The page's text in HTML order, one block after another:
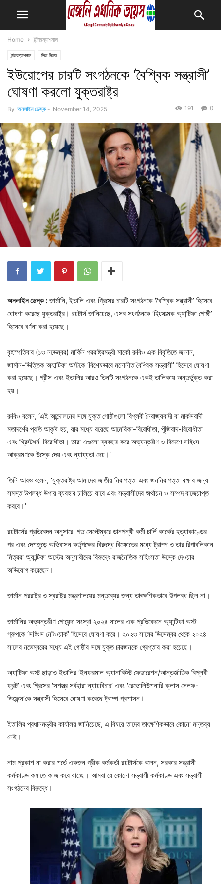
Home ইন্টারন্যাশনাল
ইন্টারন্যাশনাল লিড নিউজ
ইউরোপের চারটি সংগঠনকে ‘বৈশ্বিক সন্ত্রাসী’
ঘোষণা করলো যুক্তরাষ্ট্র
By অনলাইন ডেস্ক - November 14, 2025 0
191
অনলাইন ডেস্ক : জার্মানি, ইতালি এবং গ্রিসের চারটি সংগঠনকে ‘বৈশ্বিক সন্ত্রাসী’ হিসেবে
ঘোষণা করেছে যুক্তরাষ্ট্র। রয়টার্স জানিয়েছে, এসব সংগঠনকে ‘হিংসাত্মক অ্যান্টিফা গোষ্ঠী’
হিসেবে বর্ণনা করা হয়েছে।
বৃহস্পতিবার (১৩ নভেম্বর) মার্কিন পররাষ্ট্রমন্ত্রী মার্কো রুবিও এক বিবৃতিতে জানান,
জার্মান-ভিত্তিক অ্যান্টিফা অস্টকে ‘বিশেষভাবে মনোনীত বৈশ্বিক সন্ত্রাসী’ হিসেবে ঘোষণা
করা হয়েছে। গ্রীস এবং ইতালির আরও তিনটি সংগঠনকে একই তালিকায় অন্তর্ভুক্ত করা
হয়।
রুবিও বলেন, ‘এই আন্দোলনের সঙ্গে যুক্ত গোষ্ঠীগুলো বিপ্লবী নৈরাজ্যবাদী বা মার্কসবাদী
মতাদর্শের প্রতি আকৃষ্ট হয়, যার মধ্যে রয়েছে আমেরিকা-বিরোধীতা, পুঁজিবাদ-বিরোধীতা
এবং খ্রিস্টধর্ম-বিরোধীতা। তারা এগুলো ব্যবহার করে অভ্যন্তরীণ ও বিদেশে সহিংস
আক্রমণকে উস্কে দেয় এবং ন্যায্যতা দেয়।’
তিনি আরও বলেন, ‘যুক্তরাষ্ট্র আমাদের জাতীয় নিরাপত্তা এবং জননিরাপত্তা রক্ষার জন্য
সমস্ত উপলব্ধ উপায় ব্যবহার চালিয়ে যাবে এবং সন্ত্রাসীদের অর্থায়ন ও সম্পদ বাজেয়াপ্ত
করবে।’
রয়টার্সের প্রতিবেদন অনুসারে, গত সেপ্টেম্বরে ডানপন্থী কর্মী চার্লি কার্কের হত্যাকাণ্ডের
পর এবং দেশজুড়ে অভিবাসন কর্তৃপক্ষের বিরুদ্ধে বিক্ষোভের মধ্যে ট্রাম্প ও তার রিপাবলিকান
মিত্ররা অ্যান্টিফা অস্টের অনুসারীদের বিরুদ্ধে রাজনৈতিক সহিংসতা উস্কে দেওয়ার
অভিযোগ করেছেন।
জার্মান পররাষ্ট্র ও স্বরাষ্ট্র মন্ত্রণালয়ের মন্তব্যের জন্য তাৎক্ষণিকভাবে উপলব্ধ ছিল না।
জার্মানির অভ্যন্তরীণ গোয়েন্দা সংস্থা ২০২৪ সালের এক প্রতিবেদনে অ্যান্টিফা অস্ট
গ্রুপকে ‘সহিংস নেটওয়ার্ক’ হিসেবে ঘোষণা করে। ২০২৩ সালের ডিসেম্বর থেকে ২০২৪
সালের নভেম্বরের মধ্যে এই গোষ্ঠীর সঙ্গে যুক্ত চারজনকে গ্রেপ্তার করা হয়েছে।
অ্যান্টিফা অস্ট ছাড়াও ইতালির ‘ইনফরমাল অ্যানার্কিস্ট ফেডারেশন/আন্তর্জাতিক বিপ্লবী
ফ্রন্ট’ এবং গ্রিসের ‘সশস্ত্র সর্বহারা ন্যায়বিচার’ এবং ‘রেভোলিউশনারি ক্লাস সেলফ-
ডিফেন্স’কে সন্ত্রাসী হিসেবে ঘোষণা করেছে ট্রাম্প প্রশাসন।
ইতালির প্রধানমন্ত্রীর কার্যালয় জানিয়েছে, এ বিষয়ে তাদের তাৎক্ষণিকভাবে কোনো মন্তব্য
নেই।
নাম প্রকাশ না করার শর্তে একজন গ্রীক কর্মকর্তা রয়টার্সকে বলেন, সরকার সন্ত্রাসী
কর্মকাণ্ড কমাতে কাজ করে যাচ্ছে। আমরা যে কোনো সন্ত্রাসী কর্মকাণ্ড এবং সন্ত্রাসী
সংগঠনের বিরুদ্ধে।